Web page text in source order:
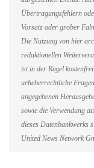
Übertragungsfehlern
Vorsatz oder grober
Die Nutzung von hier
redaktionellen
ist in der Regel
urheberrechtliche
angegebenen
sowie die Verwendung
dieses Datenbankwerks
United News Network